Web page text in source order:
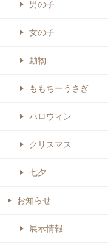
男の子
女の子
動物
ももちーうさぎ
ハロウィン
クリスマス
七夕
お知らせ
展示情報